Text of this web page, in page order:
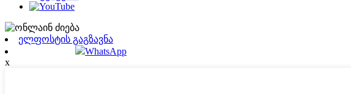
ელფოსტის გაგზავნა
WhatsApp
x